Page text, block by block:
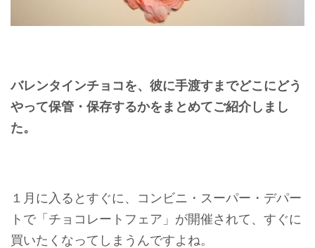
バレンタインチョコを、彼に手渡すまでどこにどう
やって保管・保存するかをまとめてご紹介しまし
た。
１月に入るとすぐに、コンビニ・スーパー・デパー
トで「チョコレートフェア」が開催されて、すぐに
買いたくなってしまうんですよね。